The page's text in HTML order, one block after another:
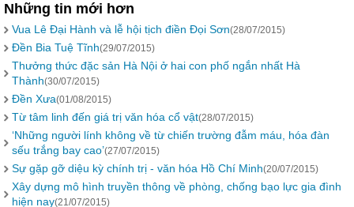
Những tin mới hơn
Vua Lê Đại Hành và lễ hội tịch điền Đọi Sơn(28/07/2015)
Đền Bia Tuệ Tĩnh(29/07/2015)
Thưởng thức đặc sản Hà Nội ở hai con phố ngắn nhất Hà
Thành(30/07/2015)
Đền Xưa(01/08/2015)
Từ tâm linh đến giá trị văn hóa cổ vật(28/07/2015)
‘Những người lính không về từ chiến trường đẫm máu, hóa đàn
sếu trắng bay cao’(27/07/2015)
Sự gặp gỡ diệu kỳ chính trị - văn hóa Hồ Chí Minh(20/07/2015)
Xây dựng mô hình truyền thông về phòng, chống bạo lực gia đình
hiện nay(21/07/2015)